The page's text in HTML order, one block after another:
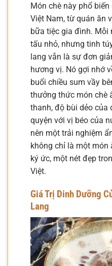
Món chè này phổ
Việt Nam, từ quán ăn
bữa tiệc gia đình. Mỗi
tấu nhỏ, nhưng tinh
lang vẫn là sự đơn
hương vị. Nó gợi nhớ
buổi chiều sum vầy
thưởng thức món chè
thanh, độ bùi dẻo của
quyện với vị béo của
nên một trải nghiệm
không chỉ là một món
ký ức, một nét đẹp
Việt.
Giá Trị Dinh Dưỡng
Lang